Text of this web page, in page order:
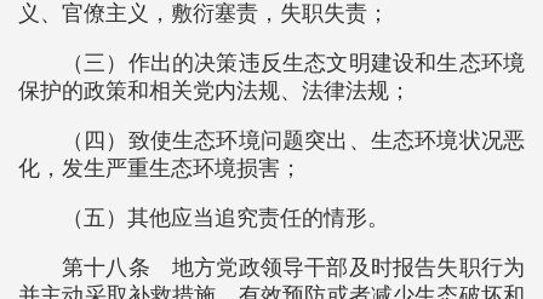
义、官僚主义，敷衍塞责，失职失责；
（三）作出的决策违反生态文明建设和生态环境
保护的政策和相关党内法规、法律法规；
（四）致使生态环境问题突出、生态环境状况恶
化，发生严重生态环境损害；
（五）其他应当追究责任的情形。
第十八条 地方党政领导干部及时报告失职行为